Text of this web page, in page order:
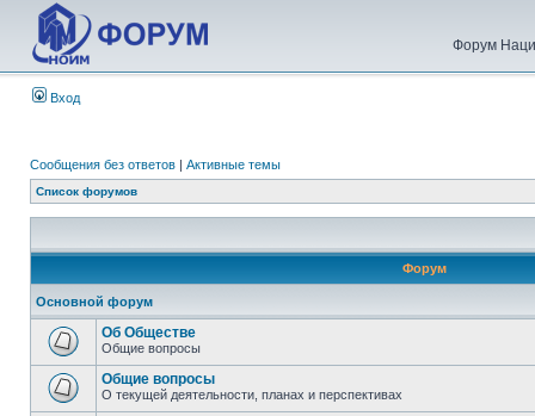
Форум
Вход
Сообщения без ответов | Активные темы
Список форумов
Форум
Основной форум
Об Обществе
Общие вопросы
Общие вопросы
О текущей деятельности, планах и перспективах